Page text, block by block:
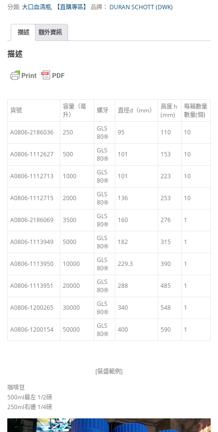
1
瓶
80®
SCHOTT
量
分類:大口血清瓶, 【直購專區】 品牌： DURAN SCHOTT (DWK)
描述 額外資訊
描述
貨號
容量（毫
升）
螺牙 直徑d（mm）
高度 h
(mm)
每箱數量
數量(個)
A0806-2186036 250
GLS
80®
95 110 10
A0806-1112627 500
GLS
80®
101 153 10
A0806-1112713 1000
GLS
80®
101 223 10
A0806-1112715 2000
GLS
80®
136 253 10
A0806-2186069 3500
GLS
80®
160 276 1
A0806-1113949 5000
GLS
80®
182 315 1
A0806-1113950 10000
GLS
80®
229.3 390 1
A0806-1113951 20000
GLS
80®
288 485 1
A0806-1200265 30000
GLS
80®
340 548 1
A0806-1200154 50000
GLS
80®
400 590 1
[裝盛範例]
咖啡豆
500ml最左 1/2磅
250ml右邊 1/4磅